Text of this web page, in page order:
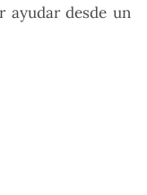
ayudar desde un